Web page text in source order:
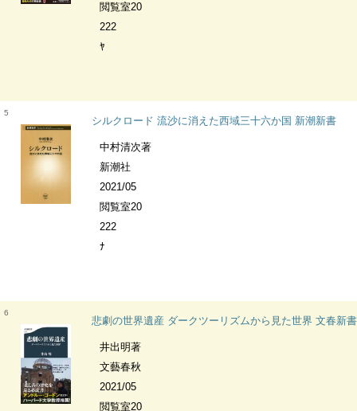
閲覧室20
222
ﾔ
5
シルクロード 流沙に消えた西域三十六か国 新潮新書
中村清次著
新潮社
2021/05
閲覧室20
222
ﾅ
6
悲劇の世界遺産 ダークツーリズムから見た世界 文春新書
井出明著
文藝春秋
2021/05
閲覧室20